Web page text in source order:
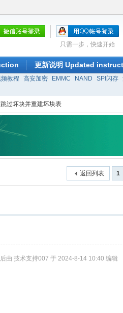
只需一步，快速开始
更新说明 Updated
教程 高安加密 EMMC NAND SPI闪存
过坏块并重建坏块表
1
返回列表
由 技术支持007 于 2024-8-14 10:40 编辑